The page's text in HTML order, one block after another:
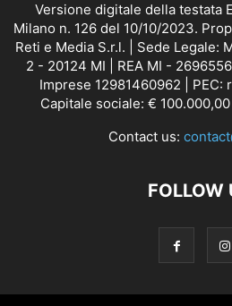
Versione digitale della testata
Milano n. 126 del 10/10/2023.
Reti e Media S.r.l. | Sede Legale:
2 - 20124 MI | REA MI -
Imprese 12981460962 | PEC:
Capitale sociale: €
Contact us:
FOLLOW